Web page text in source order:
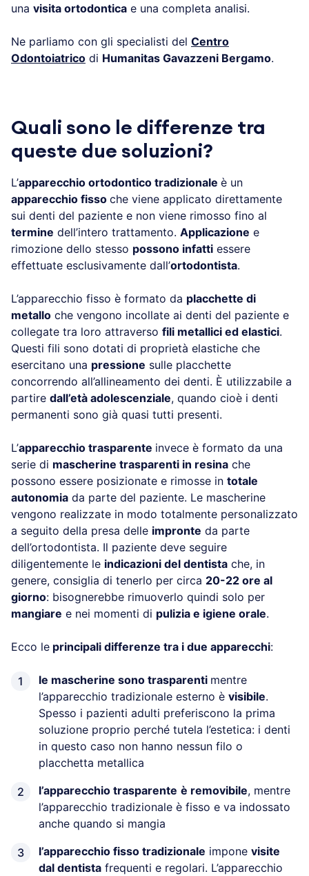
una visita ortodontica e una completa analisi.
Ne parliamo con gli specialisti del Centro
Odontoiatrico di Humanitas Gavazzeni Bergamo.
Quali sono le differenze tra
queste due soluzioni?
L’apparecchio ortodontico tradizionale è un
apparecchio fisso che viene applicato direttamente
sui denti del paziente e non viene rimosso fino al
termine dell’intero trattamento. Applicazione e
rimozione dello stesso possono infatti essere
effettuate esclusivamente dall’ortodontista.
L’apparecchio fisso è formato da placchette di
metallo che vengono incollate ai denti del paziente e
collegate tra loro attraverso fili metallici ed elastici.
Questi fili sono dotati di proprietà elastiche che
esercitano una pressione sulle placchette
concorrendo all’allineamento dei denti. È utilizzabile a
partire dall’età adolescenziale, quando cioè i denti
permanenti sono già quasi tutti presenti.
L’apparecchio trasparente invece è formato da una
serie di mascherine trasparenti in resina che
possono essere posizionate e rimosse in totale
autonomia da parte del paziente. Le mascherine
vengono realizzate in modo totalmente personalizzato
a seguito della presa delle impronte da parte
dell’ortodontista. Il paziente deve seguire
diligentemente le indicazioni del dentista che, in
genere, consiglia di tenerlo per circa 20-22 ore al
giorno: bisognerebbe rimuoverlo quindi solo per
mangiare e nei momenti di pulizia e igiene orale.
Ecco le principali differenze tra i due apparecchi:
le mascherine sono trasparenti mentre
l’apparecchio tradizionale esterno è visibile.
Spesso i pazienti adulti preferiscono la prima
soluzione proprio perché tutela l’estetica: i denti
in questo caso non hanno nessun filo o
placchetta metallica
l’apparecchio trasparente è removibile, mentre
l’apparecchio tradizionale è fisso e va indossato
anche quando si mangia
l’apparecchio fisso tradizionale impone visite
dal dentista frequenti e regolari. L’apparecchio